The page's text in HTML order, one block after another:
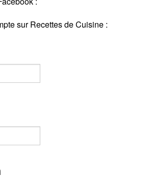
sur Recettes de Cuisine :